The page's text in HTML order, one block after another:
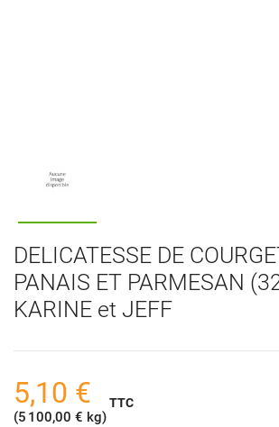
DELICATESSE DE
PANAIS ET PARMESAN
KARINE et JEFF
5,10 €
(5 100,00 € kg)
TTC